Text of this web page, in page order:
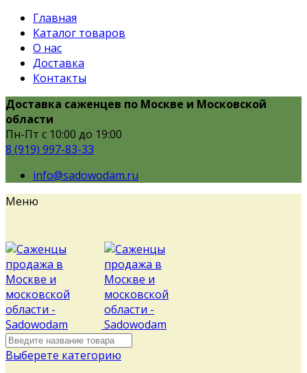
Главная
Каталог товаров
О нас
Доставка
Контакты
Доставка саженцев по Москве и Московской
области
Пн-Пт с 10:00 до 19:00
8 (919) 997-83-33
info@sadowodam.ru
Меню
Выберете категорию